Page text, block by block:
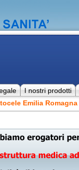
I nostri prodotti
Emilia Romagna